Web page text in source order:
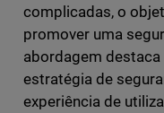
complicadas, o
promover uma
abordagem
estratégia de
experiência de